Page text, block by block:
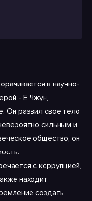
в научно-
- Е Чжун,
Он развил свое тело
сильным и
общество, он
с коррупцией,
находит
создать